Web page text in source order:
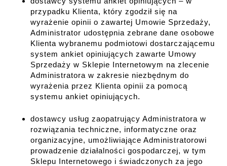
przypadku Klienta, który zgodził się na
wyrażenie opinii o zawartej Umowie Sprzedaży,
Administrator udostępnia zebrane dane osobowe
Klienta wybranemu podmiotowi dostarczającemu
system ankiet opiniujących zawarte Umowy
Sprzedaży w Sklepie Internetowym na zlecenie
Administratora w zakresie niezbędnym do
wyrażenia przez Klienta opinii za pomocą
systemu ankiet opiniujących.
dostawcy usług zaopatrujący Administratora w
rozwiązania techniczne, informatyczne oraz
organizacyjne, umożliwiające Administratorowi
prowadzenie działalności gospodarczej, w tym
Sklepu Internetowego i świadczonych za jego